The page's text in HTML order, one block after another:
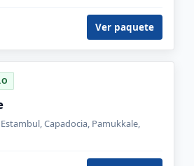
Ver paquete
Capadocia, Pamukkale,